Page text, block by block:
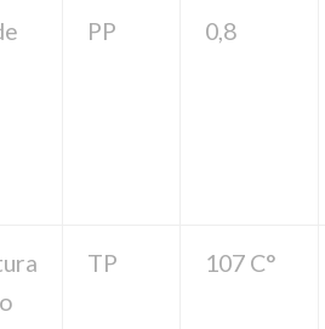
PP 0,8
TP 107 C°